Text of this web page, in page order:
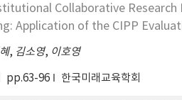
Collaborative
Application of the CIPP
, 김소영, 이호영
pp.63-96 한국미래교육학회